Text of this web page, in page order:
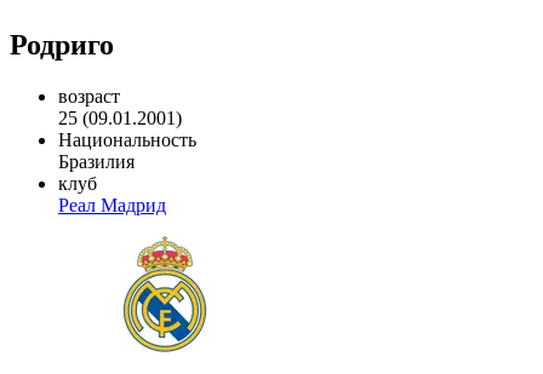
Родриго
возраст
25 (09.01.2001)
Национальность
Бразилия
клуб
Реал Мадрид